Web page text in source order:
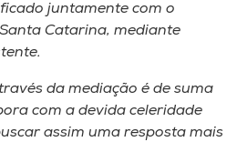
juntamente com o
Catarina, mediante
da mediação é de suma
com a devida celeridade
assim uma resposta mais